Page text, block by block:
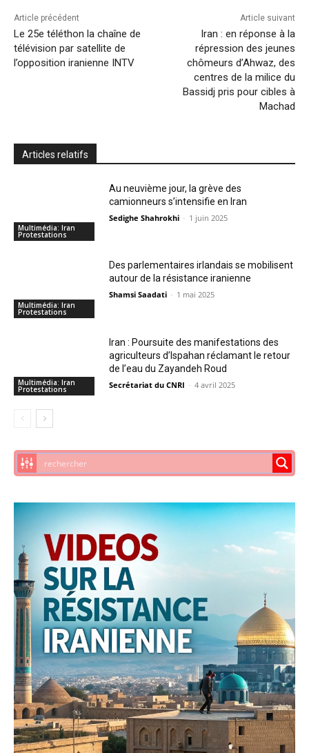
Article précédent
Le 25e téléthon la chaîne de
télévision par satellite de
l’opposition iranienne INTV
Article suivant
Iran : en réponse à la
répression des jeunes
chômeurs d’Ahwaz, des
centres de la milice du
Bassidj pris pour cibles à
Machad
Articles relatifs
Multimédia: Iran
Protestations
Au neuvième jour, la grève des
camionneurs s’intensifie en Iran
Sedighe Shahrokhi - 1 juin 2025
Multimédia: Iran
Protestations
Des parlementaires irlandais se mobilisent
autour de la résistance iranienne
Shamsi Saadati - 1 mai 2025
Multimédia: Iran
Protestations
Iran : Poursuite des manifestations des
agriculteurs d’Ispahan réclamant le retour
de l’eau du Zayandeh Roud
Secrétariat du CNRI - 4 avril 2025